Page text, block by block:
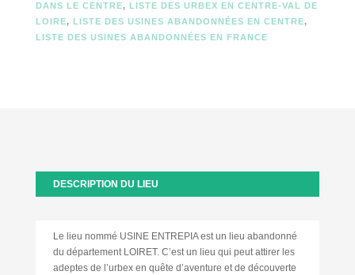
DANS LE CENTRE, LISTE DES URBEX EN CENTRE-VAL DE
LOIRE, LISTE DES USINES ABANDONNÉES EN CENTRE,
LISTE DES USINES ABANDONNÉES EN FRANCE
DESCRIPTION DU LIEU
Le lieu nommé USINE ENTREPIA est un lieu abandonné
du département LOIRET. C’est un lieu qui peut attirer les
adeptes de l’urbex en quête d’aventure et de découverte